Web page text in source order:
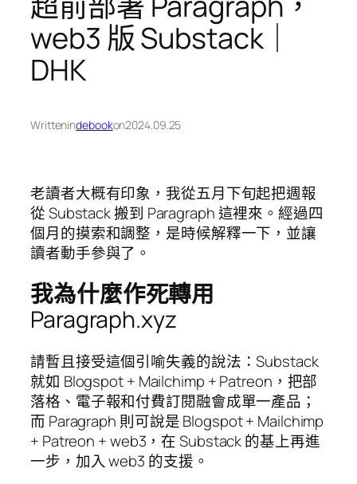
web3 版 Substack｜
DHK
Writtenindebookon2024.09.25
老讀者大概有印象，我從五月下旬起把週報
從 Substack 搬到 Paragraph 這裡來。經過四
個月的摸索和調整，是時候解釋一下，並讓
讀者動手參與了。
我為什麼作死轉用
Paragraph.xyz
請暫且接受這個引喻失義的說法：Substack
就如 Blogspot + Mailchimp + Patreon，把部
落格、電子報和付費訂閱融會成單一產品；
而 Paragraph 則可說是 Blogspot + Mailchimp
+ Patreon + web3，在 Substack 的基上再進
一步，加入 web3 的支援。